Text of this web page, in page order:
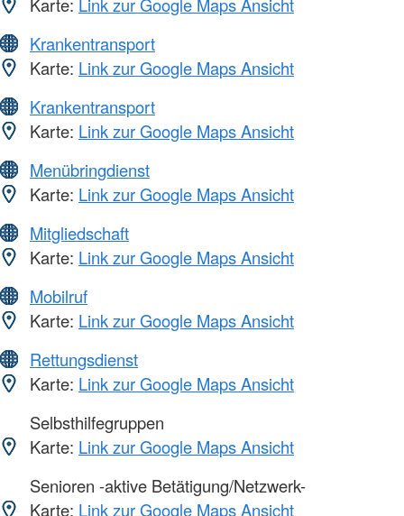
Karte: Link zur Google Maps Ansicht
Krankentransport
Karte: Link zur Google Maps Ansicht
Krankentransport
Karte: Link zur Google Maps Ansicht
Menübringdienst
Karte: Link zur Google Maps Ansicht
Mitgliedschaft
Karte: Link zur Google Maps Ansicht
Mobilruf
Karte: Link zur Google Maps Ansicht
Rettungsdienst
Karte: Link zur Google Maps Ansicht
Selbsthilfegruppen
Karte: Link zur Google Maps Ansicht
Senioren -aktive Betätigung/Netzwerk-
Karte: Link zur Google Maps Ansicht